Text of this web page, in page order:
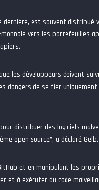
dernière, est souvent distribué
vers les portefeuilles
les développeurs doivent
dangers de se fier
distribuer des logiciels
open source”, a déclaré Gelb.
et en manipulant les
et à exécuter du code